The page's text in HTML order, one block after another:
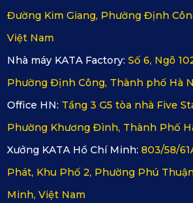
Camera hành trình KATA KD004 với
Đường Kim Giang, Phường Định
Việt Nam
Nhà máy KATA Factory: Số 6, Ngõ
Phường Định Công, Thành phố Hà
Office HN: Tầng 3 G5 tòa nhà Five
Phường Khương Đình, Thành Phố
Xưởng KATA Hồ Chí Minh: 803/58/
Phát, Khu Phố 2, Phường Phú
Minh, Việt Nam